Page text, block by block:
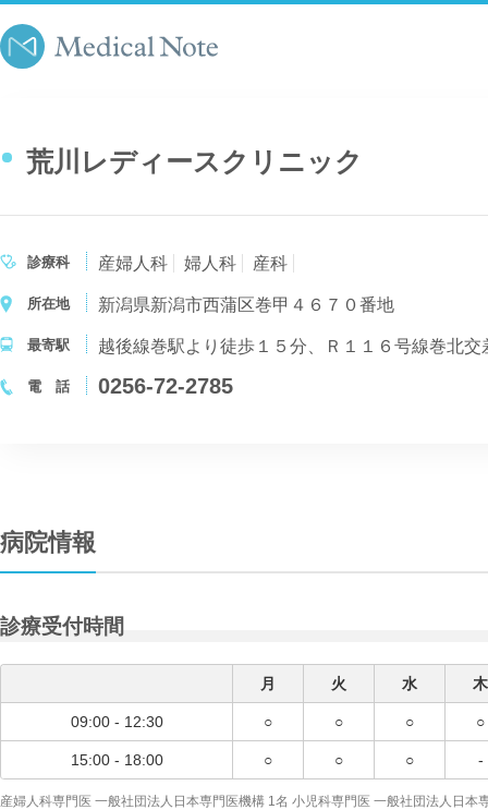
荒川レディースクリニック
診療科 産婦人科 婦人科 産科
所在地 新潟県新潟市西蒲区巻甲４６７０番地
最寄駅 越後線巻駅より徒歩１５分、Ｒ１１６号線巻北交
電 話 0256-72-2785
病院情報
診療受付時間
月 火 水 木
09:00 - 12:30 ○ ○ ○ ○
15:00 - 18:00 ○ ○ ○ -
産婦人科専門医 一般社団法人日本専門医機構 1名 小児科専門医 一般社団法人日本